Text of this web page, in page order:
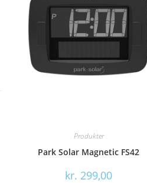
Produkter
Park Solar Magnetic FS42
kr. 299,00